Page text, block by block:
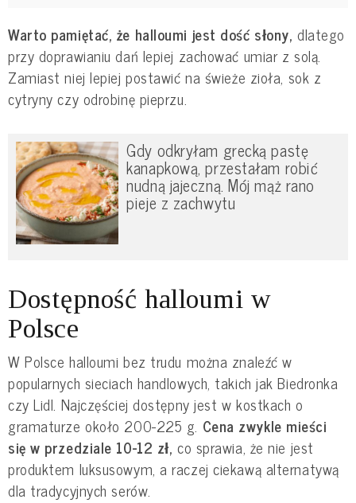
Warto pamiętać, że halloumi jest dość słony, dlatego
przy doprawianiu dań lepiej zachować umiar z solą.
Zamiast niej lepiej postawić na świeże zioła, sok z
cytryny czy odrobinę pieprzu.
Gdy odkryłam grecką pastę
kanapkową, przestałam robić
nudną jajeczną. Mój mąż rano
pieje z zachwytu
Dostępność halloumi w
Polsce
W Polsce halloumi bez trudu można znaleźć w
popularnych sieciach handlowych, takich jak Biedronka
czy Lidl. Najczęściej dostępny jest w kostkach o
gramaturze około 200-225 g. Cena zwykle mieści
się w przedziale 10-12 zł, co sprawia, że nie jest
produktem luksusowym, a raczej ciekawą alternatywą
dla tradycyjnych serów.